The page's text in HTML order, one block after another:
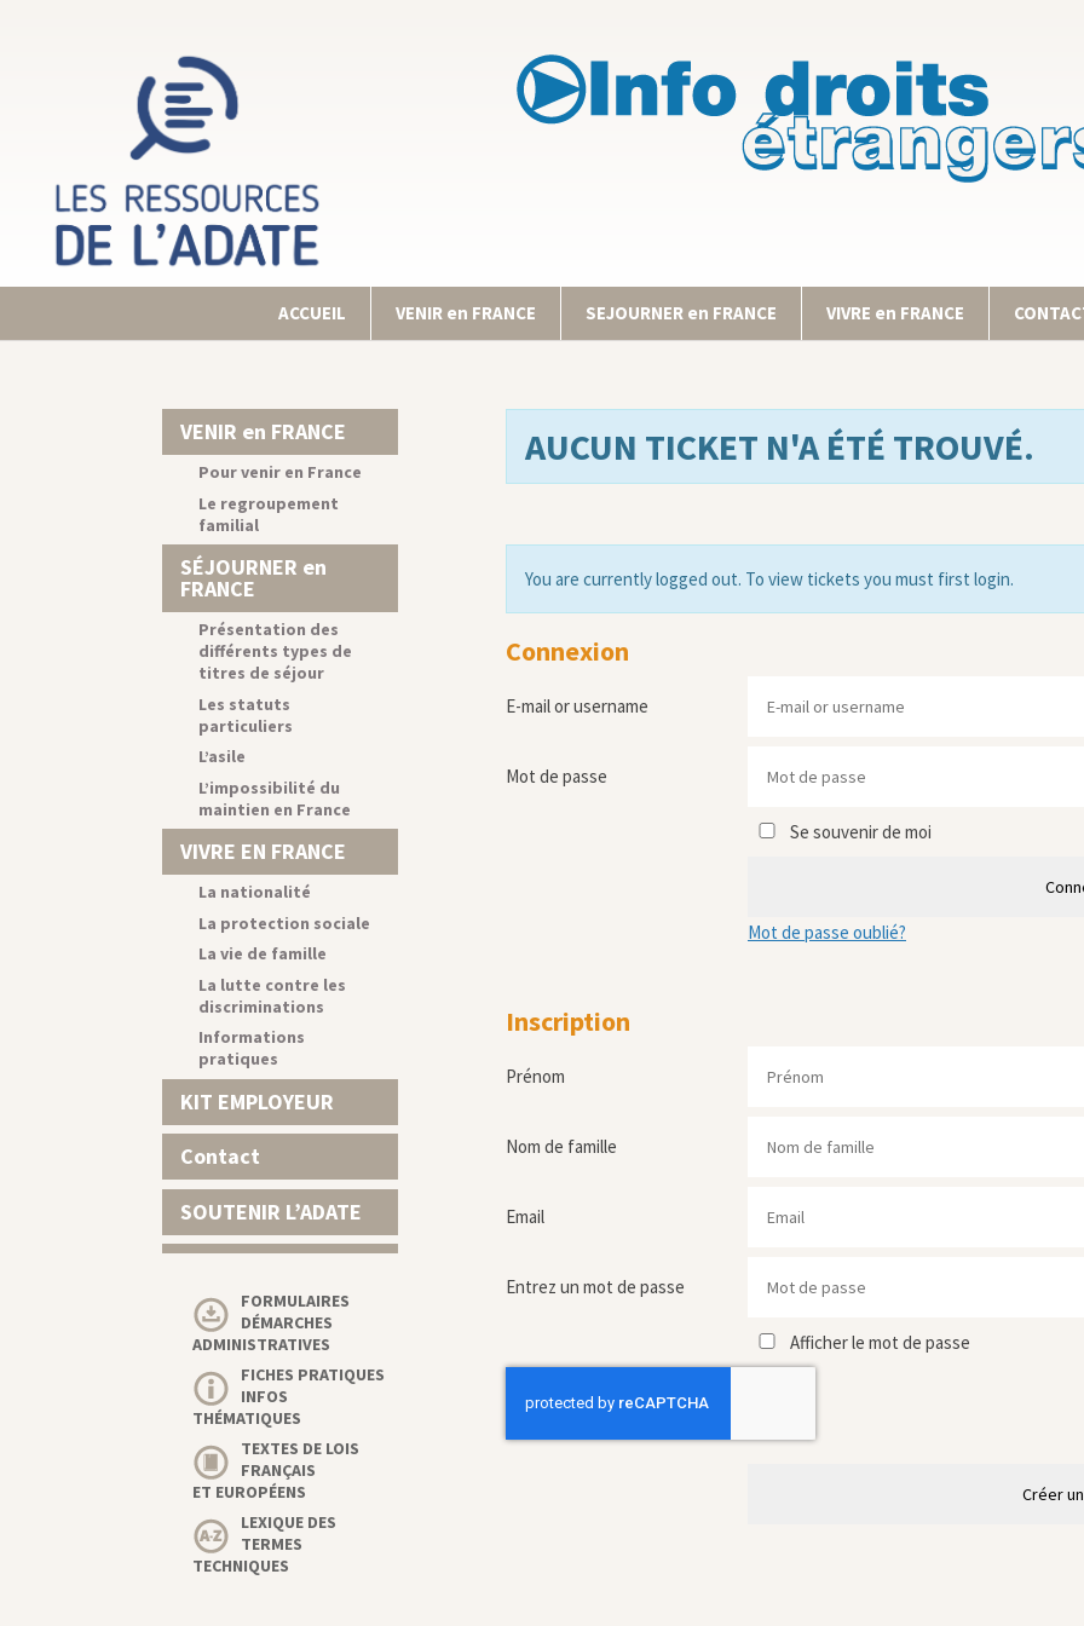
ACCUEIL VENIR en FRANCE SEJOURNER en FRANCE VIVRE en FRANCE
AUCUN TICKET N'A ÉTÉ TROUVÉ.
You are currently logged out. To view tickets you must first login.
Connexion
E-mail or username
Mot de passe
Se souvenir de moi
Mot de passe oublié?
Inscription
Prénom
Nom de famille
Email
Entrez un mot de passe
Afficher le mot de passe
Créer
VENIR en FRANCE
Pour venir en France
Le regroupement
familial
SÉJOURNER en
FRANCE
Présentation des
différents types de
titres de séjour
Les statuts
particuliers
L’asile
L’impossibilité du
maintien en France
VIVRE EN FRANCE
La nationalité
La protection sociale
La vie de famille
La lutte contre les
discriminations
Informations
pratiques
KIT EMPLOYEUR
Contact
SOUTENIR L’ADATE
FORMULAIRES
DÉMARCHES
ADMINISTRATIVES
FICHES PRATIQUES
INFOS
THÉMATIQUES
TEXTES DE LOIS
FRANÇAIS
ET EUROPÉENS
LEXIQUE DES
TERMES
TECHNIQUES